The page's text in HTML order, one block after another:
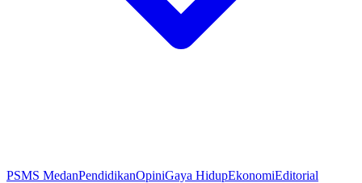
PSMS MedanPendidikanOpiniGaya HidupEkonomiEditorial